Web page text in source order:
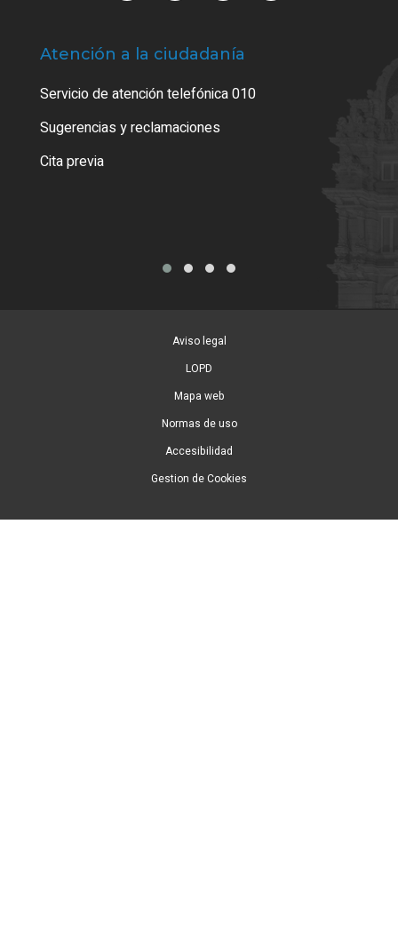
Atención a la ciudadanía
Servicio de atención telefónica 010
Sugerencias y reclamaciones
Cita previa
Aviso legal
LOPD
Mapa web
Normas de uso
Accesibilidad
Gestion de Cookies